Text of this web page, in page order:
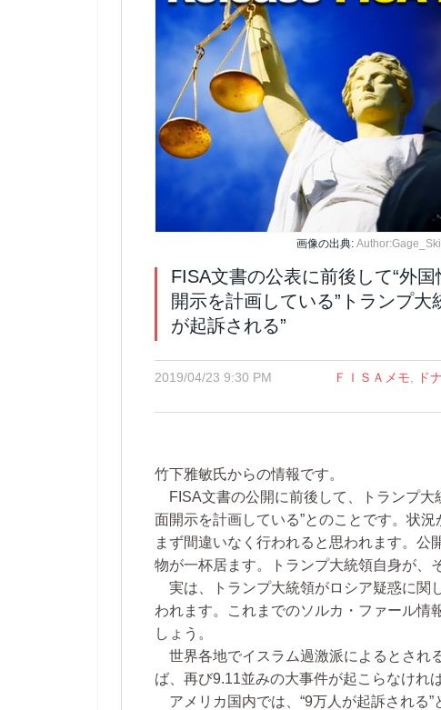
画像の出典:
FISA文書の公表に前後して“外
開示を計画している”トランプ大
が起訴される”
2019/04/23 9:30 PM ＦＩＳＡメモ ド
竹下雅敏氏からの情報です。
FISA文書の公開に前後して、トランプ大
面開示を計画している”とのことです。状
まず間違いなく行われると思われます。公
物が一杯居ます。トランプ大統領自身が、
実は、トランプ大統領がロシア疑惑に関
われます。これまでのソルカ・ファール情
しょう。
世界各地でイスラム過激派によるとされ
ば、再び9.11並みの大事件が起こらなけれ
アメリカ国内では、“9万人が起訴される